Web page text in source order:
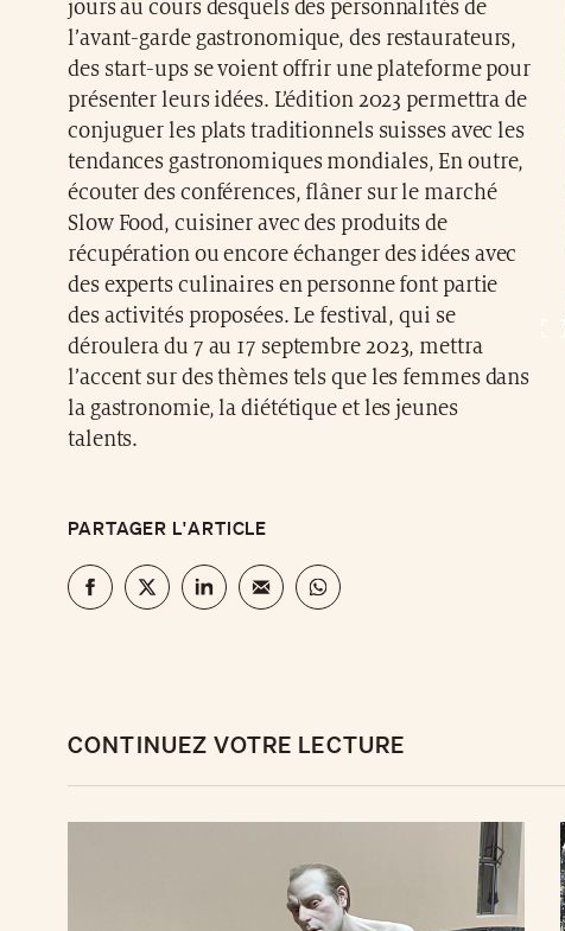
jours au cours desquels des personnalités de
l’avant-garde gastronomique, des restaurateurs,
des start-ups se voient offrir une plateforme pour
présenter leurs idées. L’édition 2023 permettra de
conjuguer les plats traditionnels suisses avec les
tendances gastronomiques mondiales, En outre,
écouter des conférences, flâner sur le marché
Slow Food, cuisiner avec des produits de
récupération ou encore échanger des idées avec
des experts culinaires en personne font partie
des activités proposées. Le festival, qui se
déroulera du 7 au 17 septembre 2023, mettra
l’accent sur des thèmes tels que les femmes dans
la gastronomie, la diététique et les jeunes
talents.
PARTAGER L'ARTICLE
CONTINUEZ VOTRE LECTURE